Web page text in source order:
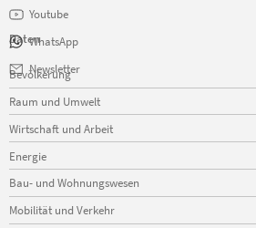
Youtube
WhatsApp
Newsletter
Daten
Navigation
überspringen
Bevölkerung
Raum und Umwelt
Wirtschaft und Arbeit
Energie
Bau- und Wohnungswesen
Mobilität und Verkehr